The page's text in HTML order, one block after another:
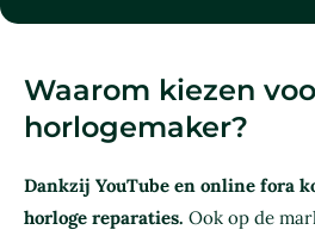
Waarom kiezen
horlogemaker?
Dankzij YouTube en online fora
horloge reparaties. Ook op de